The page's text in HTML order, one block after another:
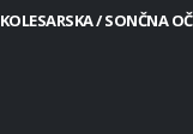
KOLESARSKA / SONČNA